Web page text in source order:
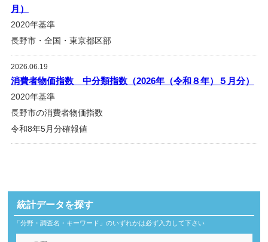
月）
2020年基準
長野市・全国・東京都区部
2026.06.19
消費者物価指数 中分類指数（2026年（令和８年）５月分）
2020年基準
長野市の消費者物価指数
令和8年5月分確報値
統計データを探す
「分野・調査名・キーワード」のいずれかは必ず入力して下さい